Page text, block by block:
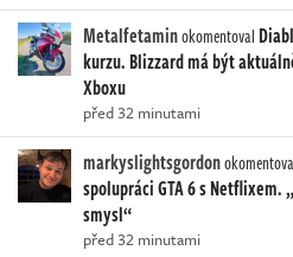
Metalfetaminokomentoval
kurzu. Blizzard má být
Xboxu
před 32 minutami
markyslightsgordon
spolupráci GTA 6 s Netflixem.
smysl“
před 32 minutami